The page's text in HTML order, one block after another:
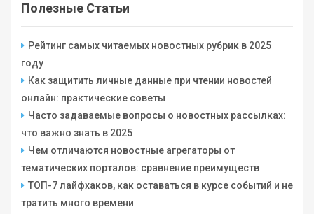
Полезные Статьи
Рейтинг самых читаемых новостных рубрик в 2025
году
Как защитить личные данные при чтении новостей
онлайн: практические советы
Часто задаваемые вопросы о новостных рассылках:
что важно знать в 2025
Чем отличаются новостные агрегаторы от
тематических порталов: сравнение преимуществ
ТОП-7 лайфхаков, как оставаться в курсе событий и не
тратить много времени